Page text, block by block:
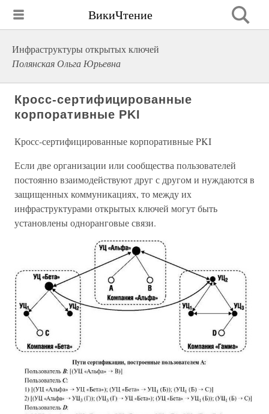
ВикиЧтение
Инфраструктуры открытых ключей
Полянская Ольга Юрьевна
Кросс-сертифицированные
корпоративные PKI
Кросс-сертифицированные корпоративные PKI
Если две организации или сообщества пользователей
постоянно взаимодействуют друг с другом и нуждаются в
защищенных коммуникациях, то между их
инфраструктурами открытых ключей могут быть
установлены одноранговые связи.